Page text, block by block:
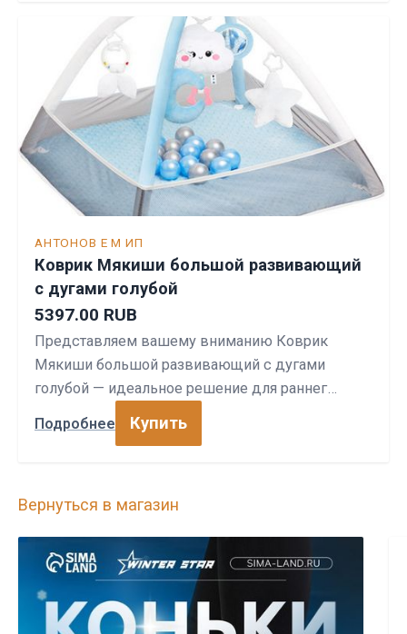
АНТОНОВ Е М ИП
Коврик Мякиши большой развивающий
с дугами голубой
5397.00 RUB
Представляем вашему вниманию Коврик
Мякиши большой развивающий с дугами
голубой — идеальное решение для раннег…
Подробнее Купить
Вернуться в магазин